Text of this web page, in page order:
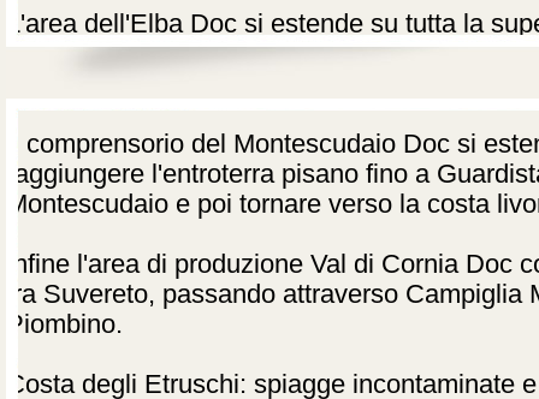
L'area dell'Elba Doc si estende su tutta la
dell'arcipelago toscano, e si coltivano i
Il comprensorio del Montescudaio Doc si
raggiungere l'entroterra pisano fino a
Montescudaio e poi tornare verso la costa
Infine l'area di produzione Val di Cornia Doc
tra Suvereto, passando attraverso Campiglia
Piombino.
Costa degli Etruschi: spiagge incontaminate